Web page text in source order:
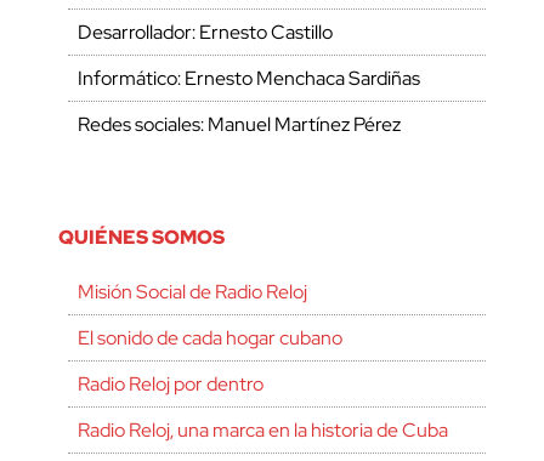
Desarrollador: Ernesto Castillo
Informático: Ernesto Menchaca Sardiñas
Redes sociales: Manuel Martínez Pérez
QUIÉNES SOMOS
Misión Social de Radio Reloj
El sonido de cada hogar cubano
Radio Reloj por dentro
Radio Reloj, una marca en la historia de Cuba